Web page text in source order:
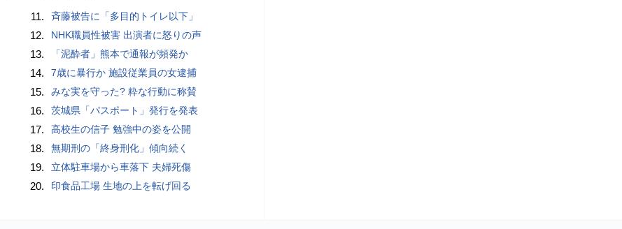
11. 斉藤被告に「多目的トイレ以下」
12. NHK職員性被害 出演者に怒りの声
13. 「泥酔者」熊本で通報が頻発か
14. 7歳に暴行か 施設従業員の女逮捕
15. みな実を守った? 粋な行動に称賛
16. 茨城県「パスポート」発行を発表
17. 高校生の信子 勉強中の姿を公開
18. 無期刑の「終身刑化」傾向続く
19. 立体駐車場から車落下 夫婦死傷
20. 印食品工場 生地の上を転げ回る